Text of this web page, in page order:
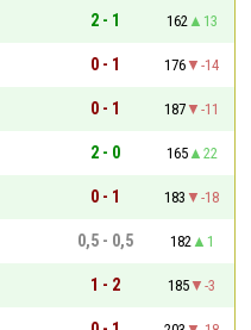
2 - 1 162
13
0 - 1 176
-14
0 - 1 187
-11
2 - 0 165
22
0 - 1 183
-18
0,5 - 0,5 182
1
1 - 2 185
-3